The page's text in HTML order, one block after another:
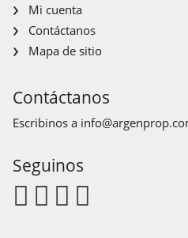
Mi cuenta
Contáctanos
Mapa de sitio
Contáctanos
Escribinos a
Seguinos